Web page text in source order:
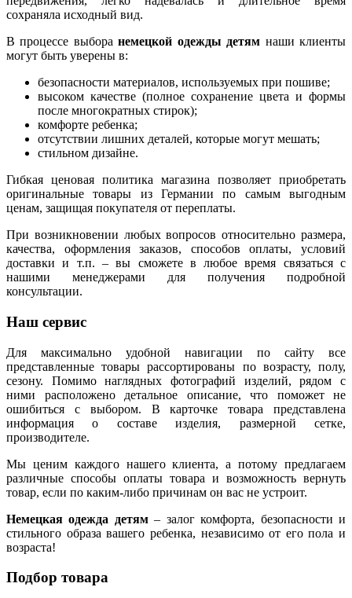
сохраняла исходный вид.
В процессе выборанемецкой одежды детям наши клиенты
могут быть уверены в:
безопасности материалов, используемых при пошиве;
высоком качестве (полное сохранение цвета и формы
после многократных стирок);
комфорте ребенка;
отсутствии лишних деталей, которые могут мешать;
стильном дизайне.
Гибкая ценовая политика магазина позволяет приобретать
оригинальные товары из Германии по самым выгодным
ценам, защищая покупателя от переплаты.
При возникновении любых вопросов относительно размера,
качества, оформления заказов, способов оплаты, условий
доставки и т.п. – вы сможете в любое время связаться с
нашими менеджерами для получения подробной
консультации.
Наш сервис
Для максимально удобной навигации по сайту все
представленные товары рассортированы по возрасту, полу,
сезону. Помимо наглядных фотографий изделий, рядом с
ними расположено детальное описание, что поможет не
ошибиться с выбором. В карточке товара представлена
информация о составе изделия, размерной сетке,
производителе.
Мы ценим каждого нашего клиента, а потому предлагаем
различные способы оплаты товара и возможность вернуть
товар, если по каким-либо причинам он вас не устроит.
Немецкая одежда детям– залог комфорта, безопасности и
стильного образа вашего ребенка, независимо от его пола и
возраста!
Подбор товара